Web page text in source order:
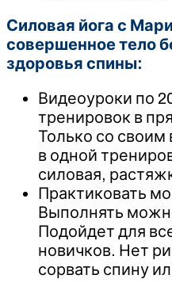
Силовая йога с
совершенное тело
здоровья спины:
Видеоуроки по
тренировок в
Только со своим
в одной
силовая,
Практиковать
Выполнять
Подойдет для
новичков. Нет
сорвать спину